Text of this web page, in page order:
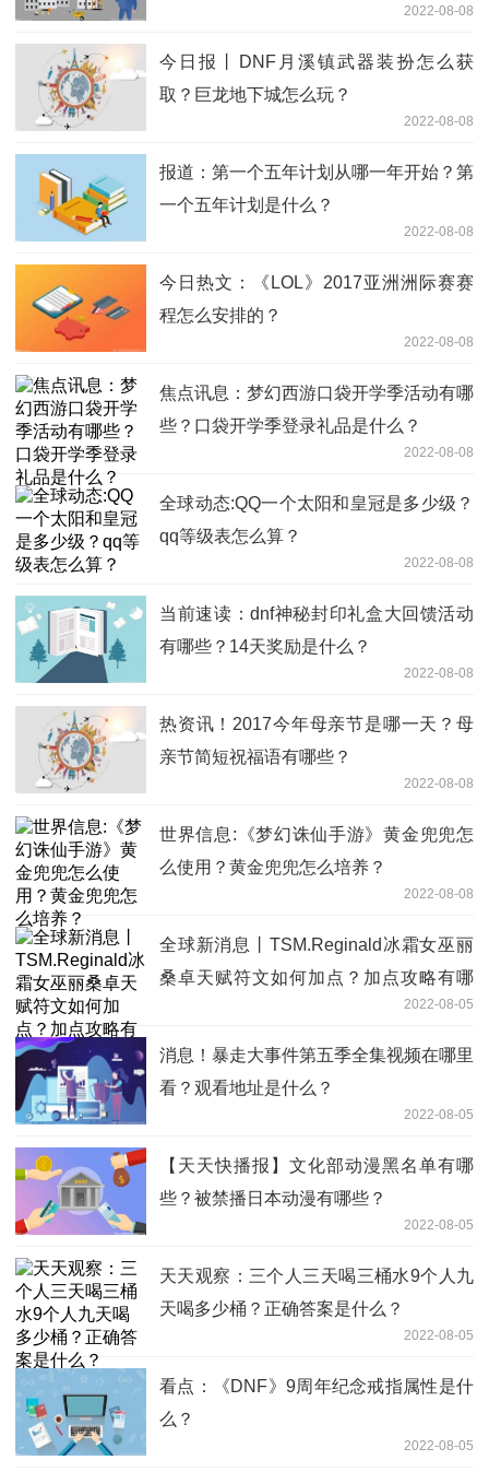
2022-08-08
今日报丨DNF月溪镇武器装扮怎么获
取？巨龙地下城怎么玩？
2022-08-08
报道：第一个五年计划从哪一年开始？第
一个五年计划是什么？
2022-08-08
今日热文：《LOL》2017亚洲洲际赛赛
程怎么安排的？
2022-08-08
焦点讯息：梦幻西游口袋开学季活动有哪
些？口袋开学季登录礼品是什么？
2022-08-08
全球动态:QQ一个太阳和皇冠是多少级？
qq等级表怎么算？
2022-08-08
当前速读：dnf神秘封印礼盒大回馈活动
有哪些？14天奖励是什么？
2022-08-08
热资讯！2017今年母亲节是哪一天？母
亲节简短祝福语有哪些？
2022-08-08
世界信息:《梦幻诛仙手游》黄金兜兜怎
么使用？黄金兜兜怎么培养？
2022-08-08
全球新消息丨TSM.Reginald冰霜女巫丽
桑卓天赋符文如何加点？加点攻略有哪
2022-08-05
消息！暴走大事件第五季全集视频在哪里
看？观看地址是什么？
2022-08-05
【天天快播报】文化部动漫黑名单有哪
些？被禁播日本动漫有哪些？
2022-08-05
天天观察：三个人三天喝三桶水9个人九
天喝多少桶？正确答案是什么？
2022-08-05
看点：《DNF》9周年纪念戒指属性是什
么？
2022-08-05